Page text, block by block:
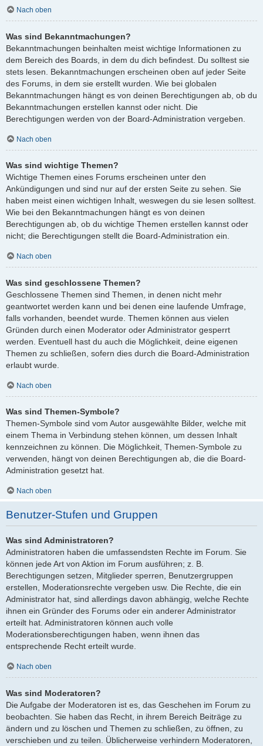
Nach oben
Was sind Bekanntmachungen?
Bekanntmachungen beinhalten meist wichtige Informationen zu
dem Bereich des Boards, in dem du dich befindest. Du solltest sie
stets lesen. Bekanntmachungen erscheinen oben auf jeder Seite
des Forums, in dem sie erstellt wurden. Wie bei globalen
Bekanntmachungen hängt es von deinen Berechtigungen ab, ob du
Bekanntmachungen erstellen kannst oder nicht. Die
Berechtigungen werden von der Board-Administration vergeben.
Nach oben
Was sind wichtige Themen?
Wichtige Themen eines Forums erscheinen unter den
Ankündigungen und sind nur auf der ersten Seite zu sehen. Sie
haben meist einen wichtigen Inhalt, weswegen du sie lesen solltest.
Wie bei den Bekanntmachungen hängt es von deinen
Berechtigungen ab, ob du wichtige Themen erstellen kannst oder
nicht; die Berechtigungen stellt die Board-Administration ein.
Nach oben
Was sind geschlossene Themen?
Geschlossene Themen sind Themen, in denen nicht mehr
geantwortet werden kann und bei denen eine laufende Umfrage,
falls vorhanden, beendet wurde. Themen können aus vielen
Gründen durch einen Moderator oder Administrator gesperrt
werden. Eventuell hast du auch die Möglichkeit, deine eigenen
Themen zu schließen, sofern dies durch die Board-Administration
erlaubt wurde.
Nach oben
Was sind Themen-Symbole?
Themen-Symbole sind vom Autor ausgewählte Bilder, welche mit
einem Thema in Verbindung stehen können, um dessen Inhalt
kennzeichnen zu können. Die Möglichkeit, Themen-Symbole zu
verwenden, hängt von deinen Berechtigungen ab, die die Board-
Administration gesetzt hat.
Nach oben
Benutzer-Stufen und Gruppen
Was sind Administratoren?
Administratoren haben die umfassendsten Rechte im Forum. Sie
können jede Art von Aktion im Forum ausführen; z. B.
Berechtigungen setzen, Mitglieder sperren, Benutzergruppen
erstellen, Moderationsrechte vergeben usw. Die Rechte, die ein
Administrator hat, sind allerdings davon abhängig, welche Rechte
ihnen ein Gründer des Forums oder ein anderer Administrator
erteilt hat. Administratoren können auch volle
Moderationsberechtigungen haben, wenn ihnen das
entsprechende Recht erteilt wurde.
Nach oben
Was sind Moderatoren?
Die Aufgabe der Moderatoren ist es, das Geschehen im Forum zu
beobachten. Sie haben das Recht, in ihrem Bereich Beiträge zu
ändern und zu löschen und Themen zu schließen, zu öffnen, zu
verschieben und zu teilen. Üblicherweise verhindern Moderatoren,